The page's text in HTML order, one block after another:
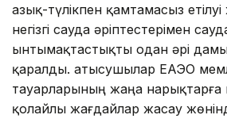
азық-түлікпен қамтамасыз
негізгі сауда әріптестерімен
ынтымақтастықты одан әрі
қаралды. Қатысушылар ЕАЭО
тауарларының жаңа
қолайлы жағдайлар жасау